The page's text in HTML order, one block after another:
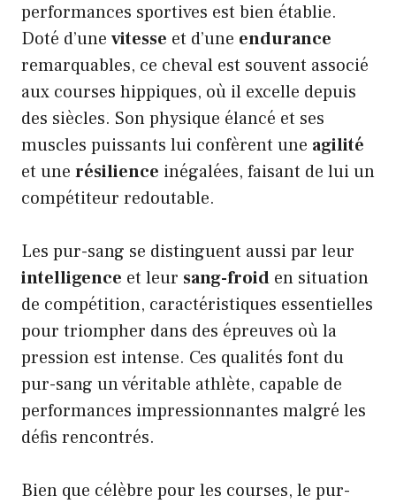
performances sportives est bien établie.
Doté d’une vitesse et d’une endurance
remarquables, ce cheval est souvent associé
aux courses hippiques, où il excelle depuis
des siècles. Son physique élancé et ses
muscles puissants lui confèrent une agilité
et une résilience inégalées, faisant de lui un
compétiteur redoutable.
Les pur-sang se distinguent aussi par leur
intelligence et leur sang-froid en situation
de compétition, caractéristiques essentielles
pour triompher dans des épreuves où la
pression est intense. Ces qualités font du
pur-sang un véritable athlète, capable de
performances impressionnantes malgré les
défis rencontrés.
Bien que célèbre pour les courses, le pur-